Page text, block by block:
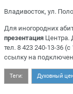
Владивосток, ул.
Для иногородних
презентация Центра.
тел. 8 423 240-13-36
ссылку на
Теги: Духовный